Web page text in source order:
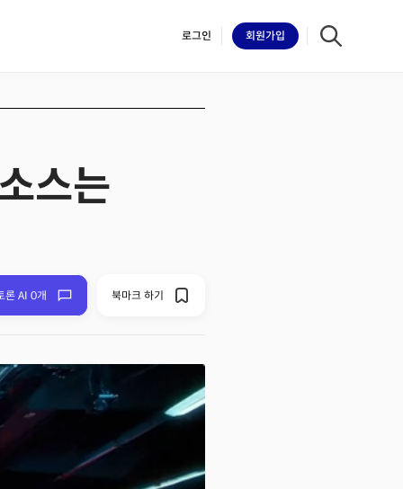
로그인 회원가입
스는
론 AI 0개 북마크 하기